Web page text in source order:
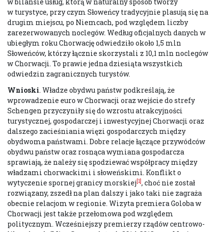
w turystyce, przy czym Słoweńcy tradycyjnie plasują się na
drugim miejscu, po Niemcach, pod względem liczby
zarezerwowanych noclegów. Według oficjalnych danych w
ubiegłym roku Chorwację odwiedziło około 1,5 mln
Słoweńców, którzy łącznie skorzystali z 10,1 mln noclegów
w Chorwacji. To prawie jedna dziesiąta wszystkich
odwiedzin zagranicznych turystów.
Wnioski. Władze obydwu państw podkreślają, że
wprowadzenie euro w Chorwacji oraz wejście do strefy
Schengen przyczyniły się do wzrostu atrakcyjności
turystycznej, gospodarczej i inwestycyjnej Chorwacji oraz
dalszego zacieśniania więzi gospodarczych między
obydwoma państwami. Dobre relacje łączące przywódców
obydwu państw oraz rosnąca wymiana gospodarcza
sprawiają, że należy się spodziewać współpracy między
władzami chorwackimi i słoweńskimi. Konflikt o
wytyczenie spornej granicy morskiej[1], choć nie został
rozwiązany, zszedł na plan dalszy i jako taki nie zagraża
obecnie relacjom w regionie. Wizyta premiera Goloba w
Chorwacji jest także przełomowa pod względem
politycznym. Wcześniejszy premierzy rządów centrowo-